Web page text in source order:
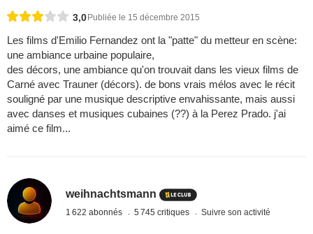
3,0 Publiée le 15 décembre 2015
Les films d'Emilio Fernandez ont la "patte" du metteur en scène:
une ambiance urbaine populaire,
des décors, une ambiance qu'on trouvait dans les vieux films de
Carné avec Trauner (décors). de bons vrais mélos avec le récit
souligné par une musique descriptive envahissante, mais aussi
avec danses et musiques cubaines (??) à la Perez Prado. j'ai
aimé ce film...
weihnachtsmann
1 622 abonnés 5 745 critiques Suivre son activité